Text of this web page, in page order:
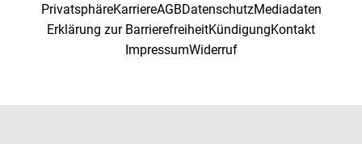
PrivatsphäreKarriereAGBDatenschutzMediadaten
Erklärung zur BarrierefreiheitKündigungKontakt
ImpressumWiderruf